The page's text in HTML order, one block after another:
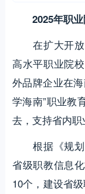
2025年职业
在扩大开放
高水平职业院
外品牌企业在
学海南”职业教
去，支持省内职
根据《规划
省级职教信息
10个，建设省